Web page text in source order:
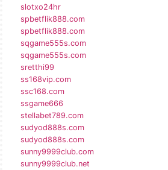
slotxo24hr
spbetflik888.com
spbetflik888.com
sqgame555s.com
sqgame555s.com
sretthi99
ss168vip.com
ssc168.com
ssgame666
stellabet789.com
sudyod888s.com
sudyod888s.com
sunny9999club.com
sunny9999club.net